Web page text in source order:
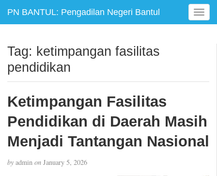
PN BANTUL: Pengadilan Negeri Bantul
T
o
g
t
Tag: ketimpangan fasilitas
pendidikan
Ketimpangan Fasilitas
Pendidikan di Daerah Masih
Menjadi Tantangan Nasional
by admin on January 5, 2026